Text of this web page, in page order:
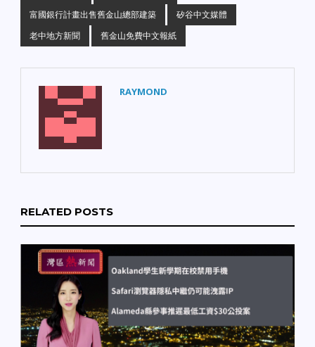
富國銀行計畫出售舊金山總部建築
矽谷中文媒體
老中地方新聞
舊金山免費中文報紙
RAYMOND
RELATED POSTS